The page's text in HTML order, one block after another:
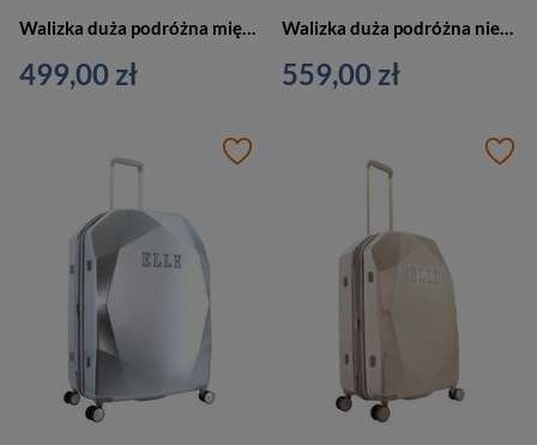
499,00 zł 559,00 zł